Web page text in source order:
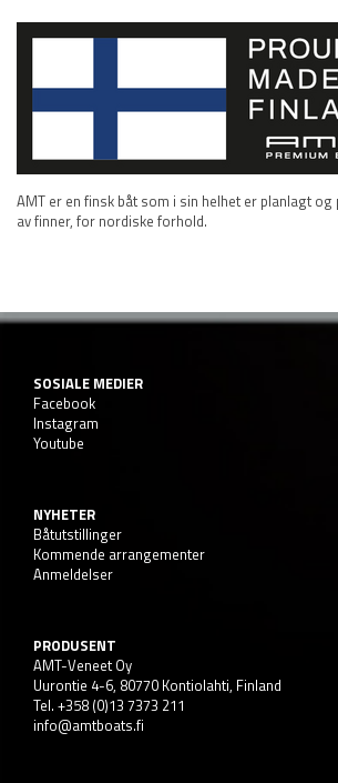
AMT er en finsk båt som i sin helhet er planlagt
av finner, for nordiske forhold.
SOSIALE MEDIER
Facebook
Instagram
Youtube
NYHETER
Båtutstillinger
Kommende arrangementer
Anmeldelser
PRODUSENT
AMT-Veneet Oy
Uurontie 4-6, 80770 Kontiolahti, Finland
Tel. +358 (0)13 7373 211
info@amtboats.fi